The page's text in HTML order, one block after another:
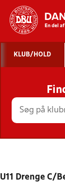
KLUB/HOLD
U11 Drenge C/